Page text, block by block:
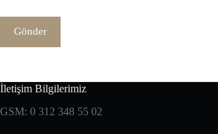
Gönder
İletişim Bilgilerimiz
GSM: 0 312 348 55 02